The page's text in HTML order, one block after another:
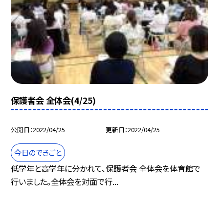
保護者会 全体会(4/25)
公開日 2022/04/25 更新日 2022/04/25
今日のできごと
低学年と高学年に分かれて、保護者会 全体会を体育館で
行いました。全体会を対面で行...